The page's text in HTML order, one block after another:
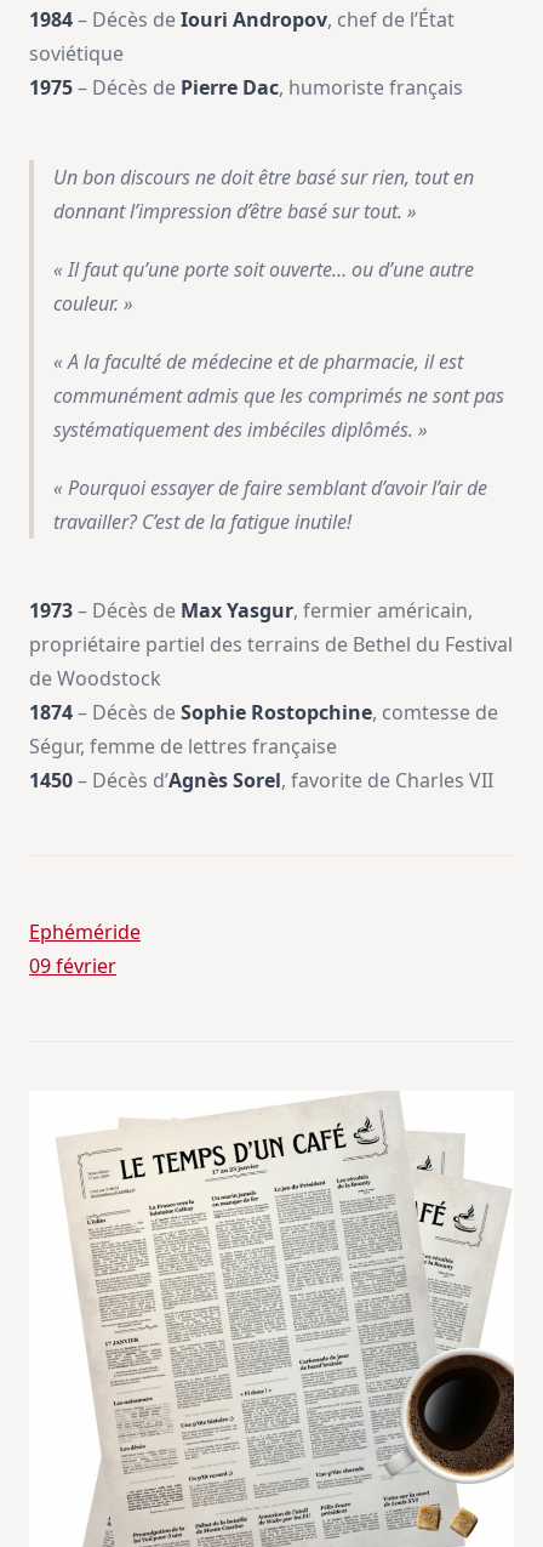
1984– Décès deIouri Andropov, chef de l’État
soviétique
1975– Décès de Pierre Dac, humoriste français
Un bon discours ne doit être basé sur rien, tout en
donnant l’impression d’être basé sur tout. »
« Il faut qu’une porte soit ouverte… ou d’une autre
couleur. »
« A la faculté de médecine et de pharmacie, il est
communément admis que les comprimés ne sont pas
systématiquement des imbéciles diplômés. »
« Pourquoi essayer de faire semblant d’avoir l’air de
travailler? C’est de la fatigue inutile!
1973– Décès de Max Yasgur, fermier américain,
propriétaire partiel des terrains de Bethel du Festival
de Woodstock
1874– Décès deSophie Rostopchine, comtesse de
Ségur, femme de lettres française
1450– Décès d’Agnès Sorel, favorite de Charles VII
Ephéméride
09 février